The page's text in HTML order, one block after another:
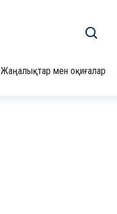
Жаңалықтар мен оқиғалар